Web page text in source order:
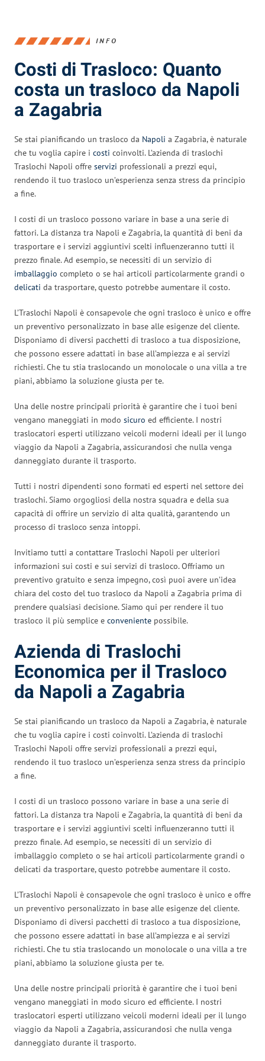
INFO
Costi di Trasloco: Quanto
costa un trasloco da Napoli
a Zagabria
Se stai pianificando un trasloco da Napoli a Zagabria, è naturale
che tu voglia capire i costi coinvolti. L’azienda di traslochi
Traslochi Napoli offre servizi professionali a prezzi equi,
rendendo il tuo trasloco un’esperienza senza stress da principio
a fine.
I costi di un trasloco possono variare in base a una serie di
fattori. La distanza tra Napoli e Zagabria, la quantità di beni da
trasportare e i servizi aggiuntivi scelti influenzeranno tutti il
prezzo finale. Ad esempio, se necessiti di un servizio di
imballaggio completo o se hai articoli particolarmente grandi o
delicati da trasportare, questo potrebbe aumentare il costo.
L’Traslochi Napoli è consapevole che ogni trasloco è unico e offre
un preventivo personalizzato in base alle esigenze del cliente.
Disponiamo di diversi pacchetti di trasloco a tua disposizione,
che possono essere adattati in base all’ampiezza e ai servizi
richiesti. Che tu stia traslocando un monolocale o una villa a tre
piani, abbiamo la soluzione giusta per te.
Una delle nostre principali priorità è garantire che i tuoi beni
vengano maneggiati in modo sicuro ed efficiente. I nostri
traslocatori esperti utilizzano veicoli moderni ideali per il lungo
viaggio da Napoli a Zagabria, assicurandosi che nulla venga
danneggiato durante il trasporto.
Tutti i nostri dipendenti sono formati ed esperti nel settore dei
traslochi. Siamo orgogliosi della nostra squadra e della sua
capacità di offrire un servizio di alta qualità, garantendo un
processo di trasloco senza intoppi.
Invitiamo tutti a contattare Traslochi Napoli per ulteriori
informazioni sui costi e sui servizi di trasloco. Offriamo un
preventivo gratuito e senza impegno, così puoi avere un’idea
chiara del costo del tuo trasloco da Napoli a Zagabria prima di
prendere qualsiasi decisione. Siamo qui per rendere il tuo
trasloco il più semplice e conveniente possibile.
Azienda di Traslochi
Economica per il Trasloco
da Napoli a Zagabria
Se stai pianificando un trasloco da Napoli a Zagabria, è naturale
che tu voglia capire i costi coinvolti. L’azienda di traslochi
Traslochi Napoli offre servizi professionali a prezzi equi,
rendendo il tuo trasloco un’esperienza senza stress da principio
a fine.
I costi di un trasloco possono variare in base a una serie di
fattori. La distanza tra Napoli e Zagabria, la quantità di beni da
trasportare e i servizi aggiuntivi scelti influenzeranno tutti il
prezzo finale. Ad esempio, se necessiti di un servizio di
imballaggio completo o se hai articoli particolarmente grandi o
delicati da trasportare, questo potrebbe aumentare il costo.
L’Traslochi Napoli è consapevole che ogni trasloco è unico e offre
un preventivo personalizzato in base alle esigenze del cliente.
Disponiamo di diversi pacchetti di trasloco a tua disposizione,
che possono essere adattati in base all’ampiezza e ai servizi
richiesti. Che tu stia traslocando un monolocale o una villa a tre
piani, abbiamo la soluzione giusta per te.
Una delle nostre principali priorità è garantire che i tuoi beni
vengano maneggiati in modo sicuro ed efficiente. I nostri
traslocatori esperti utilizzano veicoli moderni ideali per il lungo
viaggio da Napoli a Zagabria, assicurandosi che nulla venga
danneggiato durante il trasporto.